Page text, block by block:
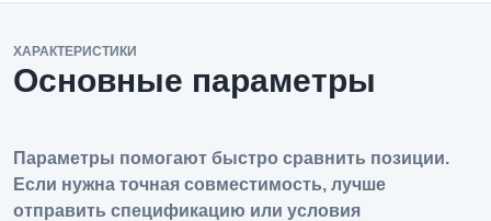
ХАРАКТЕРИСТИКИ
Основные параметры
Параметры помогают быстро сравнить позиции.
Если нужна точная совместимость, лучше
отправить спецификацию или условия